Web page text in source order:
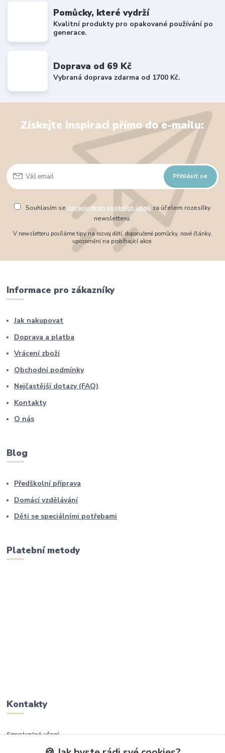
Pomůcky, které vydrží
Kvalitní produkty pro opakované používání po
generace.
Doprava od 69 Kč
Vybraná doprava zdarma od 1700 Kč.
Získejte inspiraci přímo do e-mailu:
Přihlásit se
Souhlasím se zpracováním osobních údajůza účelem rozesílky
newsletteru.
V newsletteru posíláme tipy na rozvoj dětí, doporučené pomůcky, nové články,
upozornění na probíhající akce.
Informace pro zákazníky
Jak nakupovat
Doprava a platba
Vrácení zboží
Obchodní podmínky
Nejčastější dotazy (FAQ)
Kontakty
O nás
Blog
Předškolní příprava
Domácí vzdělávání
Děti se speciálními potřebami
Platební metody
Kontakty
Smysluplné učení